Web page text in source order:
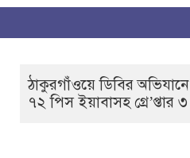
ঠাকুরগাঁওয়ে ডিবির অভিযানে
৭২ পিস ইয়াবাসহ গ্রে’প্তার ৩